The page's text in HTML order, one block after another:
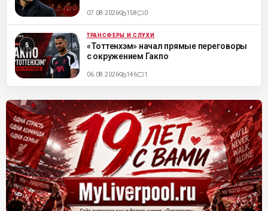
07.08.2026 158 0
ML ТРАНСФЕРЫ И СЛУХИ
«Тоттенхэм» начал прямые переговоры
с окружением Гакпо
06.08.2026 146 1